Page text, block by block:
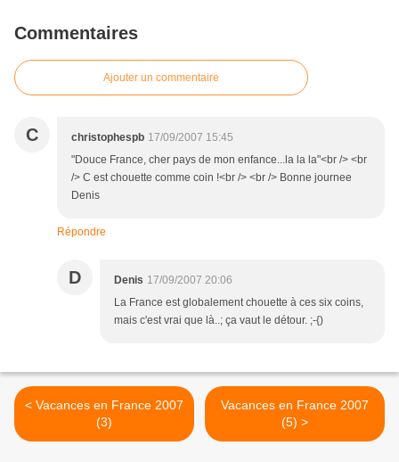
Commentaires
Ajouter un commentaire
C christophespb 17/09/2007 15:45
"Douce France, cher pays de mon enfance...la la la"<br /> <br
/> C est chouette comme coin !<br /> <br /> Bonne journee
Denis
Répondre
D Denis 17/09/2007 20:06
La France est globalement chouette à ces six coins,
mais c'est vrai que là..; ça vaut le détour. ;-{)
< Vacances en France 2007
(3)
Vacances en France 2007
(5) >